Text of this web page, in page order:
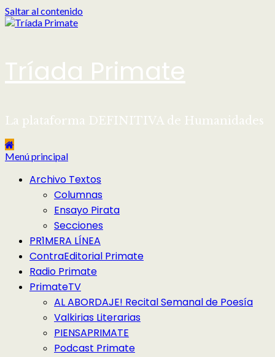
Saltar al contenido
Tríada Primate
La plataforma DEFINITIVA de Humanidades
Menú principal
Archivo Textos
Columnas
Ensayo Pirata
Secciones
PR1MERA LÍNEA
ContraEditorial Primate
Radio Primate
PrimateTV
AL ABORDAJE! Recital Semanal de Poesía
Valkirias Literarias
PIENSAPRIMATE
Podcast Primate